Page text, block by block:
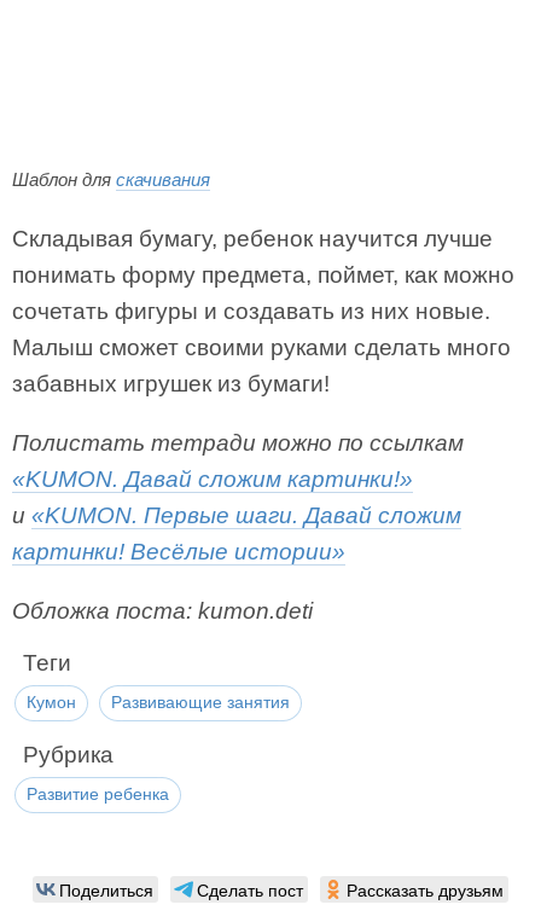
Шаблон для скачивания
Складывая бумагу, ребенок научится лучше
понимать форму предмета, поймет, как можно
сочетать фигуры и создавать из них новые.
Малыш сможет своими руками сделать много
забавных игрушек из бумаги!
Полистать тетради можно по ссылкам
«KUMON. Давай сложим картинки!»
и «KUMON. Первые шаги. Давай сложим
картинки! Весёлые истории»
Обложка поста: kumon.deti
Теги
Кумон Развивающие занятия
Рубрика
Развитие ребенка
Поделиться Сделать пост Рассказать друзьям